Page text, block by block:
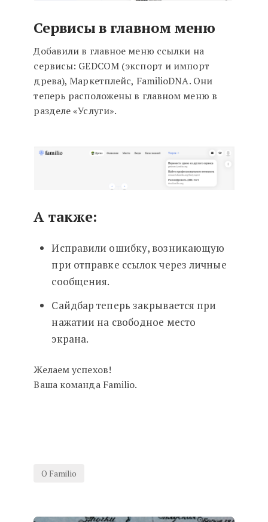
Сервисы в главном меню
Добавили в главное меню ссылки на
сервисы: GEDCOM (экспорт и импорт
древа), Маркетплейс, FamilioDNA. Они
теперь расположены в главном меню в
разделе «Услуги».
А также:
Исправили ошибку, возникающую
при отправке ссылок через личные
сообщения.
Сайдбар теперь закрывается при
нажатии на свободное место
экрана.
Желаем успехов!
Ваша команда Familio.
О Familio